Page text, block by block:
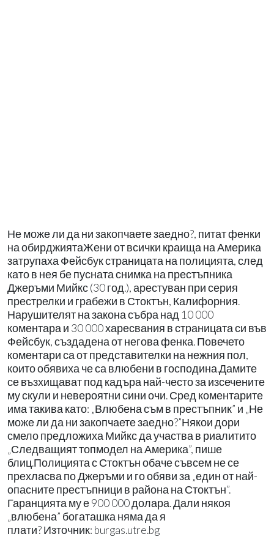
Не може ли да ни закопчаете заедно?, питат фенки
на обирджиятаЖени от всички краища на Америка
затрупаха Фейсбук страницата на полицията, след
като в нея бе пусната снимка на престъпника
Джеръми Мийкс (30 год.), арестуван при серия
престрелки и грабежи в Стоктън, Калифорния.
Нарушителят на закона събра над 10 000
коментара и 30 000 харесвания в страницата си във
Фейсбук, създадена от негова фенка. Повечето
коментари са от представителки на нежния пол,
които обявиха че са влюбени в господина.Дамите
се възхищават под кадъра най-често за изсечените
му скули и невероятни сини очи. Сред коментарите
има такива като: „Влюбена съм в престъпник” и „Не
може ли да ни закопчаете заедно?”Някои дори
смело предложиха Мийкс да участва в риалитито
„Следващият топмодел на Америка”, пише
блиц.Полицията с Стоктън обаче съвсем не се
прехласва по Джеръми и го обяви за „един от най-
опасните престъпници в района на Стоктън”.
Гаранцията му е 900 000 долара. Дали някоя
„влюбена” богаташка няма да я
плати? Източник: burgas.utre.bg